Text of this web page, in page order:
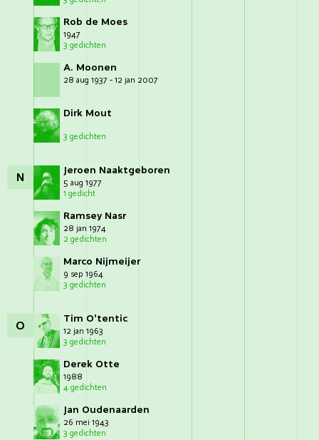
Rob de Moes
1947
3 gedichten
A. Moonen
28 aug 1937 - 12 jan 2007
Dirk Mout
3 gedichten
N Jeroen Naaktgeboren
5 aug 1977
1 gedicht
Ramsey Nasr
28 jan 1974
2 gedichten
Marco Nijmeijer
9 sep 1964
3 gedichten
O Tim O'tentic
12 jan 1963
3 gedichten
Derek Otte
1988
4 gedichten
Jan Oudenaarden
26 mei 1943
3 gedichten